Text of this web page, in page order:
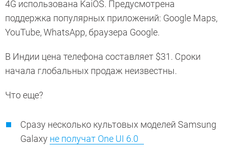
4G использована KaiOS. Предусмотрена
поддержка популярных приложений: Google Maps,
YouTube, WhatsApp, браузера Google.
В Индии цена телефона составляет $31. Сроки
начала глобальных продаж неизвестны.
Что еще?
Сразу несколько культовых моделей Samsung
Galaxy не получат One UI 6.0